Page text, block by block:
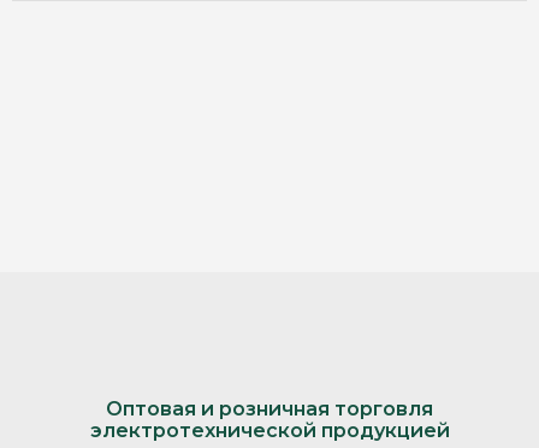
гофрированная
гладкая
Оптовая и розничная торговля
электротехнической продукцией